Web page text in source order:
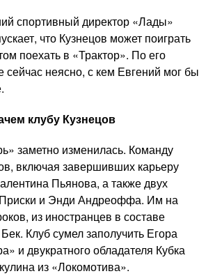
спортивный директор «Лады»
что Кузнецов может поиграть
поехать в «Трактор». По его
неясно, с кем Евгений мог бы
клубу Кузнецов
заметно изменилась. Команду
включая завершивших карьеру
Пьянова, а также двух
и Энди Андреоффа. Им на
из иностранцев в составе
Клуб сумел заполучить Егора
и двукратного обладателя Кубка
из «Локомотива».